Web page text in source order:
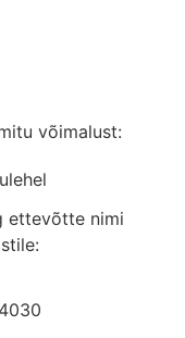
võimalust:
ettevõtte nimi